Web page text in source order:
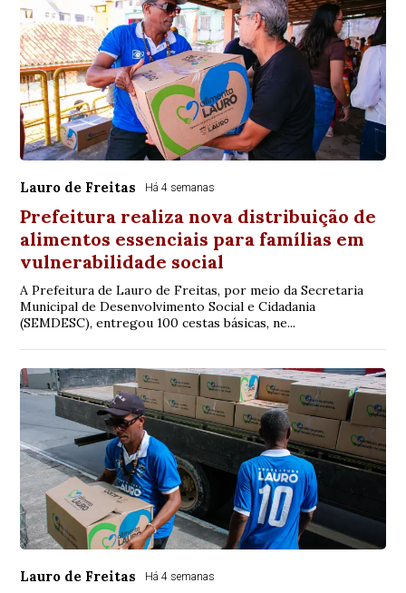
Lauro de Freitas Há 4 semanas
Prefeitura realiza nova distribuição de
alimentos essenciais para famílias em
vulnerabilidade social
A Prefeitura de Lauro de Freitas, por meio da Secretaria
Municipal de Desenvolvimento Social e Cidadania
(SEMDESC), entregou 100 cestas básicas, ne...
Lauro de Freitas Há 4 semanas